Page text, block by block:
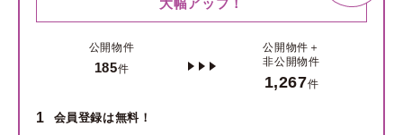
大幅アップ！
公開物件
185件
公開物件＋
非公開物件
1,267件
1 会員登録は無料！